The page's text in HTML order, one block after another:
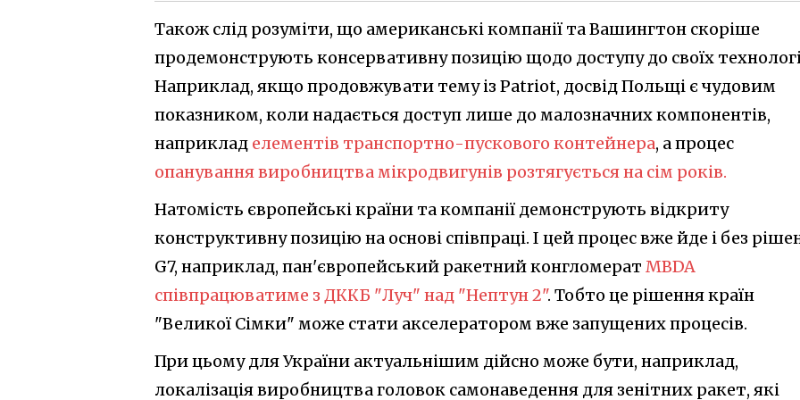
Також слід розуміти, що американські компанії та Вашингтон скоріше
продемонструють консервативну позицію щодо доступу до своїх
Наприклад, якщо продовжувати тему із Patriot, досвід Польщі є чудовим
показником, коли надається доступ лише до малозначних компонентів,
наприклад елементів транспортно-пускового контейнера, а процес
опанування виробництва мікродвигунів розтягується на сім років.
Натомість європейські країни та компанії демонструють відкриту
конструктивну позицію на основі співпраці. І цей процес вже йде і без
G7, наприклад, пан'європейський ракетний конгломерат MBDA
співпрацюватиме з ДККБ "Луч" над "Нептун 2". Тобто це рішення країн
"Великої Сімки" може стати акселератором вже запущених процесів.
При цьому для України актуальнішим дійсно може бути, наприклад,
локалізація виробництва головок самонаведення для зенітних ракет, які